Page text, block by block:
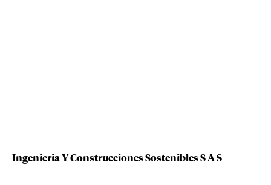
Ingenieria Y Construcciones Sostenibles S A S